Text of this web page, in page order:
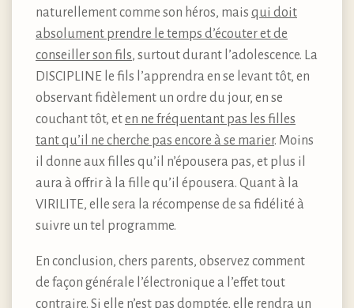
naturellement comme son héros, mais qui doit
absolument prendre le temps d’écouter et de
conseiller son fils, surtout durant l’adolescence. La
DISCIPLINE le fils l’apprendra en se levant tôt, en
observant fidèlement un ordre du jour, en se
couchant tôt, eten ne fréquentant pas les filles
tant qu’il ne cherche pas encore à se marier. Moins
il donne aux filles qu’il n’épousera pas, et plus il
aura à offrir à la fille qu’il épousera. Quant à la
VIRILITE, elle sera la récompense de sa fidélité à
suivre un tel programme.
En conclusion, chers parents, observez comment
de façon générale l’électronique a l’effet tout
contraire. Si elle n’est pas domptée, elle rendra un